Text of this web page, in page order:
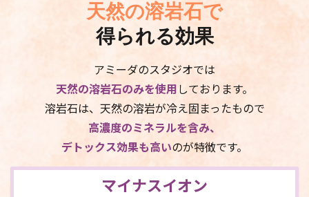
天然の溶岩石で
得られる効果
アミーダのスタジオでは
天然の溶岩石のみを使用しております。
溶岩石は、天然の溶岩が冷え固まったもので
高濃度のミネラルを含み、
デトックス効果も高いのが特徴です。
マイナスイオン